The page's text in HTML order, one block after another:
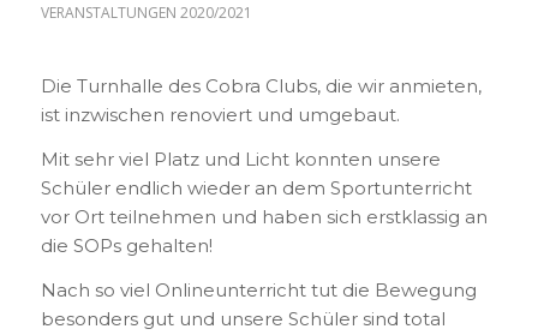
VERANSTALTUNGEN 2020/2021
Die Turnhalle des Cobra Clubs, die wir anmieten,
ist inzwischen renoviert und umgebaut.
Mit sehr viel Platz und Licht konnten unsere
Schüler endlich wieder an dem Sportunterricht
vor Ort teilnehmen und haben sich erstklassig an
die SOPs gehalten!
Nach so viel Onlineunterricht tut die Bewegung
besonders gut und unsere Schüler sind total